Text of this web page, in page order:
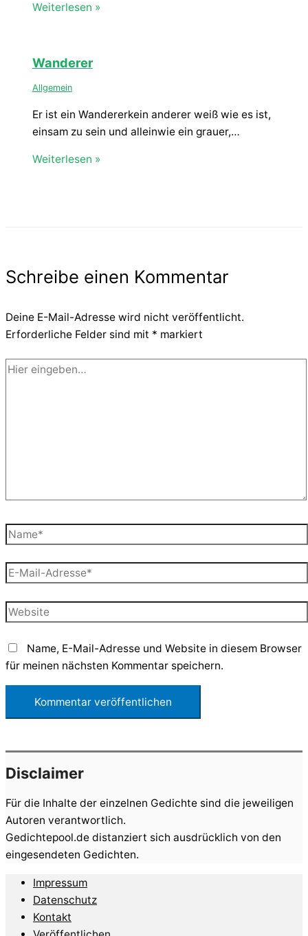
Weiterlesen »
Wanderer
Allgemein
Er ist ein Wandererkein anderer weiß wie es ist,
einsam zu sein und alleinwie ein grauer,…
Weiterlesen »
Schreibe einen Kommentar
Deine E-Mail-Adresse wird nicht veröffentlicht.
Erforderliche Felder sind mit * markiert
Hier
Name*
E-
Mail-
Adresse*
Website
Name, E-Mail-Adresse und Website in diesem Browser
für meinen nächsten Kommentar speichern.
Disclaimer
Für die Inhalte der einzelnen Gedichte sind die jeweiligen
Autoren verantwortlich.
Gedichtepool.de distanziert sich ausdrücklich von den
eingesendeten Gedichten.
Impressum
Datenschutz
Kontakt